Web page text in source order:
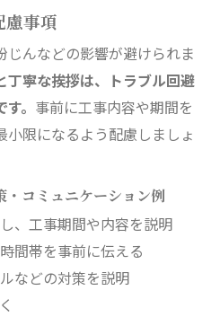
慮事項
んなどの影響が避けられま
丁寧な挨拶は、トラブル回避
。 事前に工事内容や期間を
限になるよう配慮しましょ
・コミュニケーション例
、工事期間や内容を説明
間帯を事前に伝える
などの対策を説明